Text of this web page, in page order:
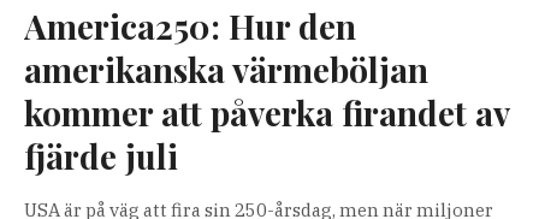
America250: Hur den
amerikanska värmeböljan
kommer att påverka firandet av
fjärde juli
USA är på väg att fira sin 250-årsdag, men när miljoner